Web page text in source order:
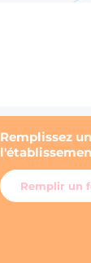
Remplissez
Remplir un